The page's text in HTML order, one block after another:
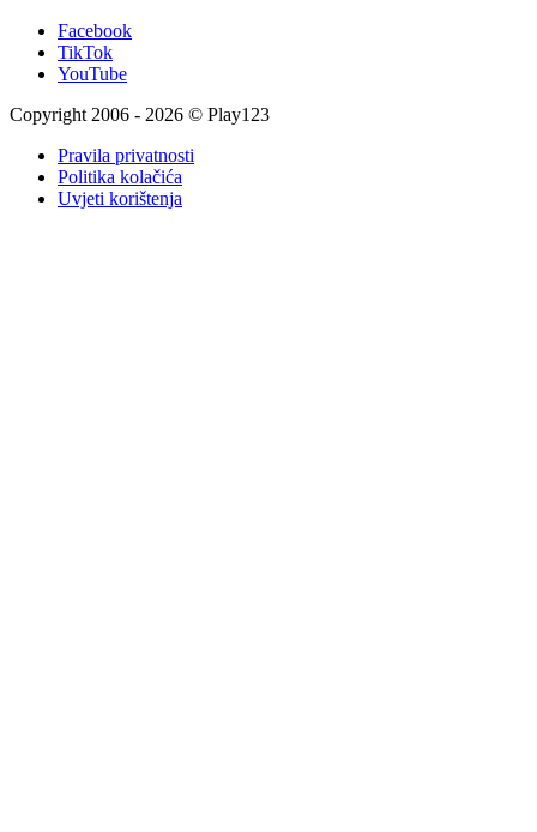
Facebook
TikTok
YouTube
Copyright 2006 - 2026 © Play123
Pravila privatnosti
Politika kolačića
Uvjeti korištenja